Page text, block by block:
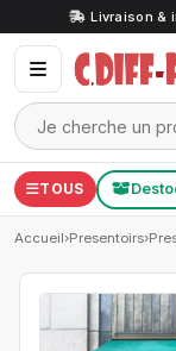
Livraison &
TOUS
Accueil›Presentoirs›